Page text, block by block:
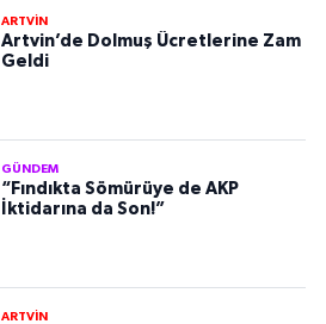
ARTVİN
Artvin’de Dolmuş Ücretlerine Zam
Geldi
GÜNDEM
“Fındıkta Sömürüye de AKP
İktidarına da Son!”
ARTVİN